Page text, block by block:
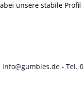
unsere stabile
info@gumbies.de - Tel.